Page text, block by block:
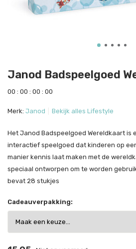
Janod Badspeelgoed
00 : 00 : 00 : 00
Merk: Janod Bekijk alles Lifestyle
Het Janod Badspeelgoed Wereldkaart is
interactief speelgoed dat kinderen op
manier kennis laat maken met de
speciaal ontworpen om te worden
bevat 28 stukjes
Cadeauverpakking: